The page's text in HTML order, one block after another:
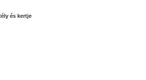
és kertje